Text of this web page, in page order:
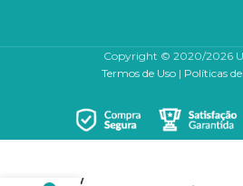
Copyright © 2020/2026
Termos de Uso| Políticas
Patinha
Paw